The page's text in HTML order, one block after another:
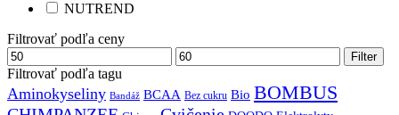
NUTREND
Filtrovať podľa ceny
Cena
min
Max
cena
Filter
Filtrovať podľa tagu
Aminokyseliny Bandáž BCAA Bez cukru Bio BOMBUS